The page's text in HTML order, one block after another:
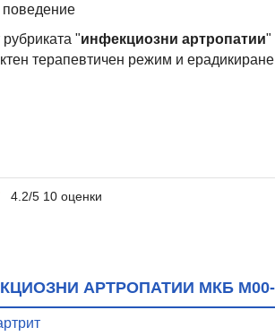
поведение
"инфекциозни артропатии"
терапевтичен режим и
4.2/5 10 оценки
АРТРОПАТИИ МКБ M00-